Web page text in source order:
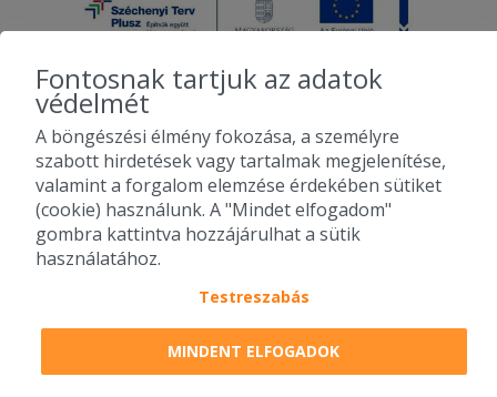
2010-2026 Copyright - Falatozz.hu - Diston-line Kft.
Pizza, gyros, hamburger, menük kedvező áron, egy helyen az összes
étterem ajánlata.
Fontosnak tartjuk az adatok
védelmét
A böngészési élmény fokozása, a személyre
szabott hirdetések vagy tartalmak megjelenítése,
valamint a forgalom elemzése érdekében sütiket
(cookie) használunk. A "Mindet elfogadom"
gombra kattintva hozzájárulhat a sütik
használatához.
Testreszabás
MINDENT ELFOGADOK